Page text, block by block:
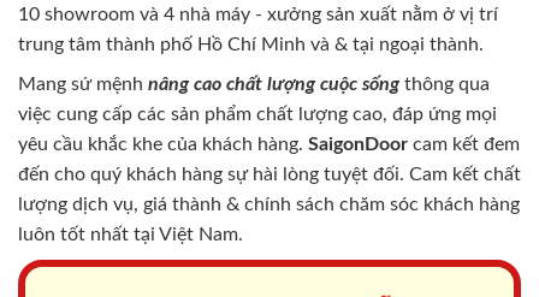
10 showroom và 4 nhà máy - xưởng sản xuất nằm ở vị trí
trung tâm thành phố Hồ Chí Minh và & tại ngoại thành.
Mang sứ mệnh nâng cao chất lượng cuộc sốngthông qua
việc cung cấp các sản phẩm chất lượng cao, đáp ứng mọi
yêu cầu khắc khe của khách hàng. SaigonDoor cam kết đem
đến cho quý khách hàng sự hài lòng tuyệt đối. Cam kết chất
lượng dịch vụ, giá thành & chính sách chăm sóc khách hàng
luôn tốt nhất tại Việt Nam.